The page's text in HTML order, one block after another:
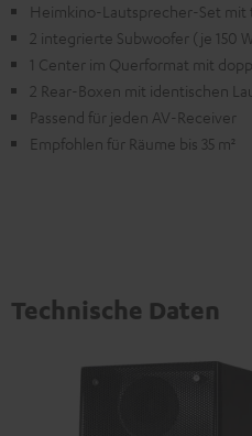
Heimkino-Lautsprecher-Set mit
2 integrierte Subwoofer (je 150
1 Center im Querformat mit
2 Rear-Boxen mit identischen
Passend für jeden AV-Receiver
Empfohlen für Räume bis 35 m²
Technische Daten